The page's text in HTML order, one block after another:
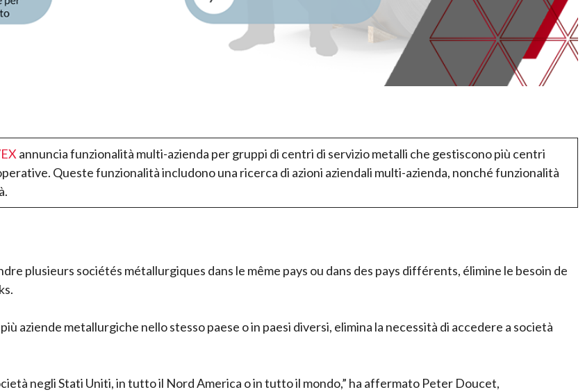
annuncia funzionalità multi-azienda per gruppi di centri di servizio metalli che gestiscono più centri
Queste funzionalità includono una ricerca di azioni aziendali multi-azienda, nonché funzionalità
plusieurs sociétés métallurgiques dans le même pays ou dans des pays différents, élimine le besoin de
aziende metallurgiche nello stesso paese o in paesi diversi, elimina la necessità di accedere a società
negli Stati Uniti, in tutto il Nord America o in tutto il mondo,” ha affermato Peter Doucet,